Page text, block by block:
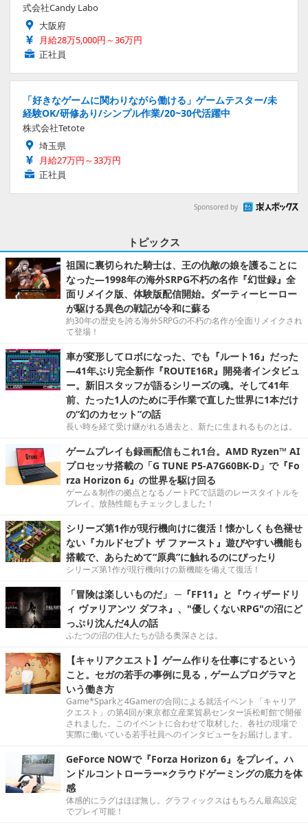
式会社Candy Labo
大阪府
月給28万5,000円～36万円
正社員
「好きなゲームに関わりながら働ける」ゲームテスター/未
経験OK/研修あり/シンプル作業/20~30代活躍中
株式会社Tetote
埼玉県
月給27万円～33万円
正社員
Sponsored by
トピックス
祖国に裏切られた騎士は、王の仇敵の娘を護ることに
なった―1998年の海外SRPG不朽の名作『幻世録』全
面リメイク版、体験版配信開始。ダーティーヒーロー
が駆ける異色の戦記が令和に蘇る
約30年の歴史を誇る海外SRPGの不朽の名作が全面リメイクされ
て登場！
車が変形してロボになった、でも『ルート16』だった
―41年ぶり完全新作『ROUTE16R』開発者インタビュ
ー。新旧スタッフが語るシリーズの魂。そして41年
前、たった1人のために手作業で直した世界に1本だけ
の“幻のカセット”の話
長い時を経て受け継がれる過去と、新たに生まれるものとは。
ゲームプレイも録画配信もこれ1台。AMD Ryzen™ AI
プロセッサ搭載の「G TUNE P5-A7G60BK-D」で『Fo
rza Horizon 6』の世界を駆け回る
ゲーム＆制作の拠点となるノートPCで話題のレースタイトルを
プレイ。放熱性能もチェックしました！
シリーズ第1作が現行機向けに復活！懐かしくも色褪せ
ない『カルドセプト ザ ファースト』遊びやすい機能も
搭載で、あらためて“原典”に触れるのにぴったり
シリーズ第1作が現行機向けの新機能を備えて復活！
「冒険は楽しいものだ」 ─『FF11』と『ウィザードリ
ィ ヴァリアンツ ダフネ』、"優しくないRPG"の沼にど
っぷり沈んだ4人の話
ふたつの沼の住人たちが語る奥深さとは。
【キャリアクエスト】ゲーム作りを仕事にするという
こと。セガの若手の事例に見る，ゲームプログラマと
いう働き方
Game*Sparkと4Gamerの合同による就活イベント「キャリア
クエスト」の第4回が東京都立産業貿易センター浜松町館で開催
されました。このイベントに合わせて取材した、各社の現場で
実際に働いている若手社員へのインタビューをお届けします。
GeForce NOWで『Forza Horizon 6』をプレイ。ハ
ンドルコントローラー×クラウドゲーミングの底力を体
感
体感的にラグはほぼ無し。グラフィックスはもちろん最高設定
でプレイ可能！